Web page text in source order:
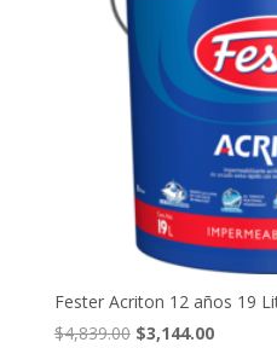
Fester Acriton 12 años 19
$4,839.00 El
$3,144.00El